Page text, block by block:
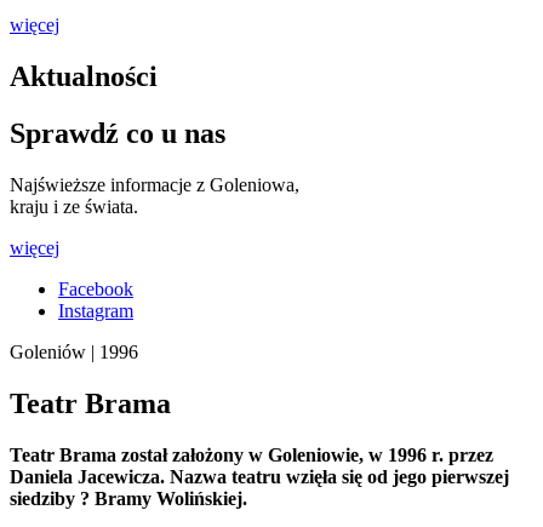
więcej
Aktualności
Sprawdź co u nas
Najświeższe informacje z Goleniowa,
kraju i ze świata.
więcej
Facebook
Instagram
Goleniów | 1996
Teatr Brama
Teatr Brama został założony w Goleniowie, w 1996 r. przez
Daniela Jacewicza. Nazwa teatru wzięła się od jego pierwszej
siedziby ? Bramy Wolińskiej.